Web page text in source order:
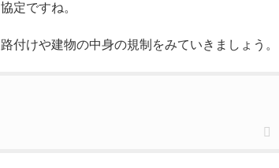
定ですね。
付けや建物の中身の規制をみていきましょう。